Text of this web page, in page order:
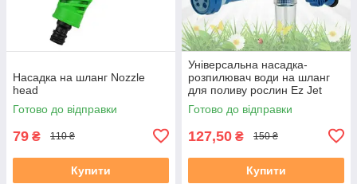
Насадка на шланг Nozzle
head
Готово до відправки
79 ₴ 110 ₴
Купити
Універсальна насадка-
розпилювач води на шланг
для поливу рослин Ez Jet
Water
Готово до відправки
127,50 ₴ 150 ₴
Купити